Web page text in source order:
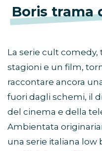
Boris trama
La serie cult
stagioni e un film,
raccontare ancora
fuori dagli schemi, il
del cinema e della
Ambientata
una serie italiana low